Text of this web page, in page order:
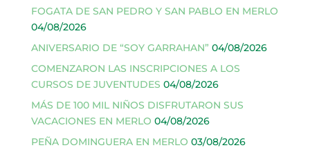
FOGATA DE SAN PEDRO Y SAN PABLO EN MERLO
04/08/2026
ANIVERSARIO DE “SOY GARRAHAN” 04/08/2026
COMENZARON LAS INSCRIPCIONES A LOS
CURSOS DE JUVENTUDES 04/08/2026
MÁS DE 100 MIL NIÑOS DISFRUTARON SUS
VACACIONES EN MERLO 04/08/2026
PEÑA DOMINGUERA EN MERLO 03/08/2026